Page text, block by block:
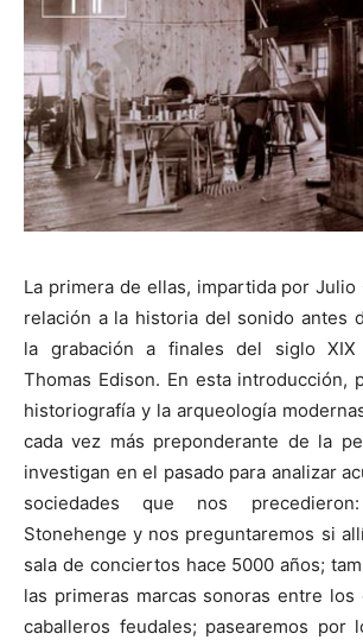
La primera de ellas, impartida por Julio
relación a la historia del sonido antes
la grabación a finales del siglo
Thomas Edison. En esta introducción,
historiografía y la arqueología
cada vez más preponderante de la
investigan en el pasado para analizar
sociedades que nos
Stonehenge y nos preguntaremos si
sala de conciertos hace 5000 años;
las primeras marcas sonoras entre los
caballeros feudales; pasearemos por